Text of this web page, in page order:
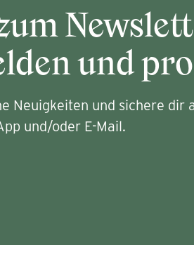
und
Neuigkeiten und sichere dir
und/oder E-Mail.